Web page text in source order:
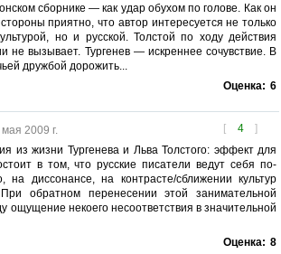
сборнике — как удар обухом по голове. Как он
приятно, что автор интересуется не только
но и русской. Толстой по ходу действия
не вызывает. Тургенев — искреннее сочувствие. В
дружбой дорожить...
Оценка: 6
[ 4 ]
2009 г.
из жизни Тургенева и Льва Толстого: эффект для
в том, что русские писатели ведут себя по-
диссонансе, на контрасте/сближении культур
обратном перенесении этой занимательной
ощущение некоего несоответствия в значительной
Оценка: 8